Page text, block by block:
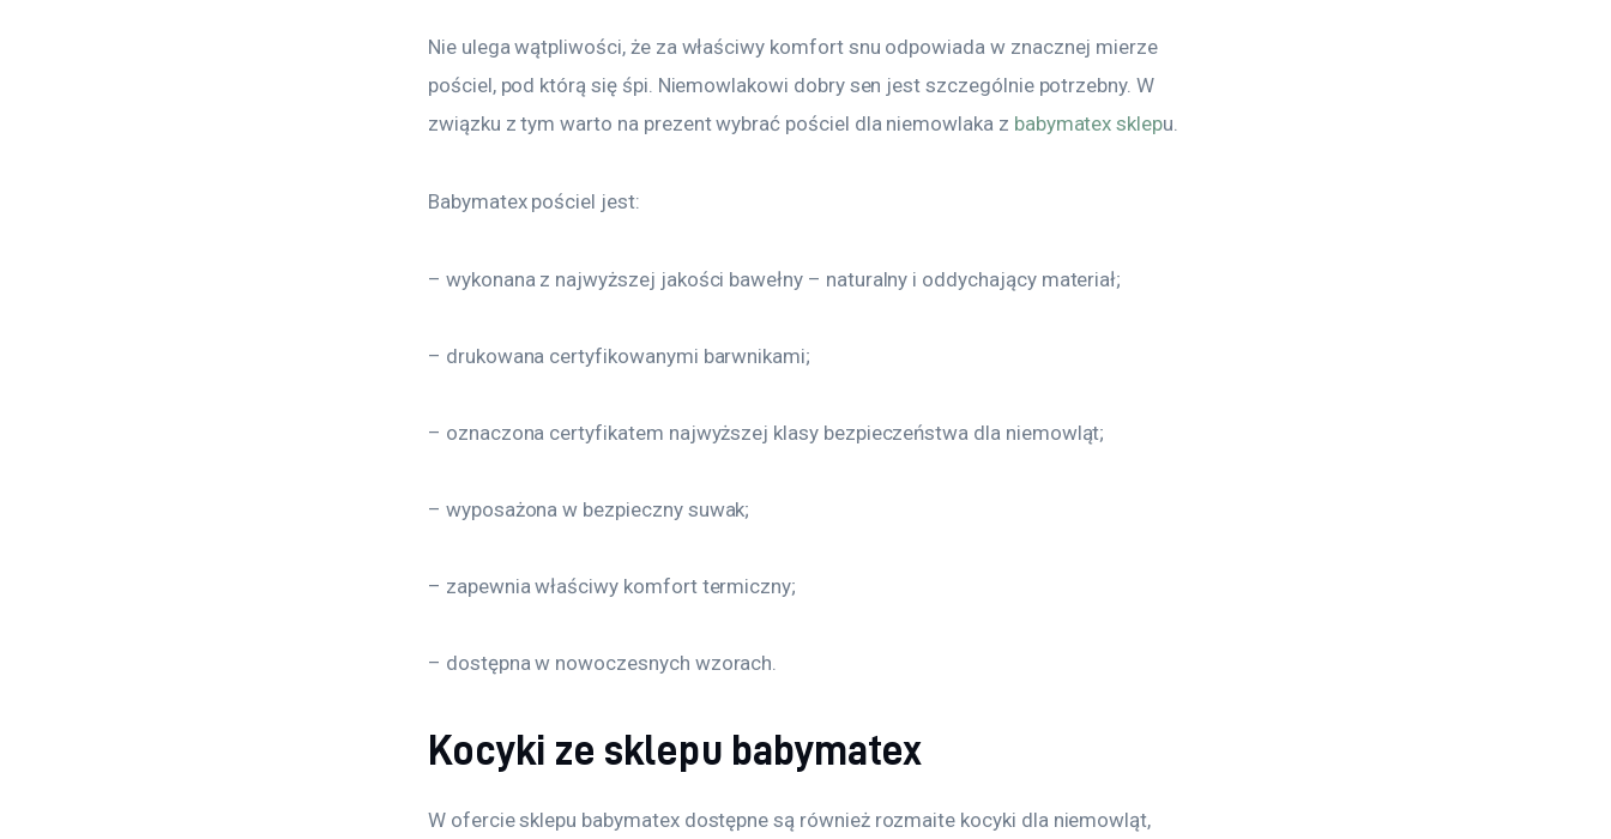
Nie ulega wątpliwości, że za właściwy komfort snu odpowiada w znacznej mierze
pościel, pod którą się śpi. Niemowlakowi dobry sen jest szczególnie potrzebny. W
związku z tym warto na prezent wybrać pościel dla niemowlaka z babymatex sklepu.
Babymatex pościel jest:
– wykonana z najwyższej jakości bawełny – naturalny i oddychający materiał;
– drukowana certyfikowanymi barwnikami;
– oznaczona certyfikatem najwyższej klasy bezpieczeństwa dla niemowląt;
– wyposażona w bezpieczny suwak;
– zapewnia właściwy komfort termiczny;
– dostępna w nowoczesnych wzorach.
Kocyki ze sklepu babymatex
W ofercie sklepu babymatex dostępne są również rozmaite kocyki dla niemowląt,